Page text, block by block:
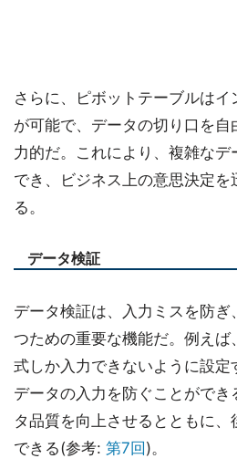
さらに、ピボットテーブルは
が可能で、データの切り口を
力的だ。これにより、複雑な
でき、ビジネス上の意思決定
る。
データ検証
データ検証は、入力ミスを防
つための重要な機能だ。例え
式しか入力できないように設定
データの入力を防ぐことがで
タ品質を向上させるとともに
できる(参考: 第7回 )。